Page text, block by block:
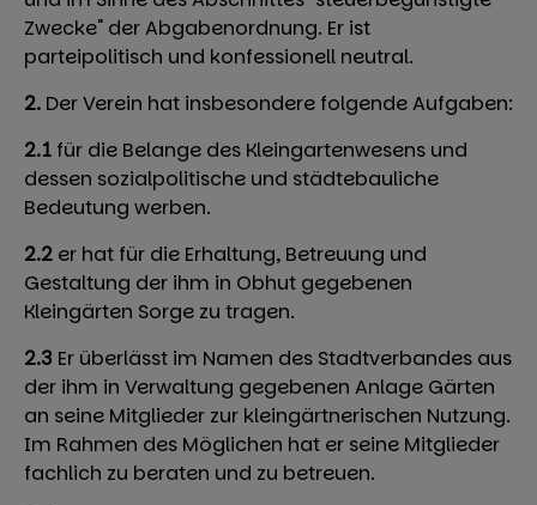
Zwecke" der Abgabenordnung. Er ist
parteipolitisch und konfessionell neutral.
2. Der Verein hat insbesondere folgende Aufgaben:
2.1 für die Belange des Kleingartenwesens und
dessen sozialpolitische und städtebauliche
Bedeutung werben.
2.2 er hat für die Erhaltung, Betreuung und
Gestaltung der ihm in Obhut gegebenen
Kleingärten Sorge zu tragen.
2.3 Er überlässt im Namen des Stadtverbandes aus
der ihm in Verwaltung gegebenen Anlage Gärten
an seine Mitglieder zur kleingärtnerischen Nutzung.
Im Rahmen des Möglichen hat er seine Mitglieder
fachlich zu beraten und zu betreuen.